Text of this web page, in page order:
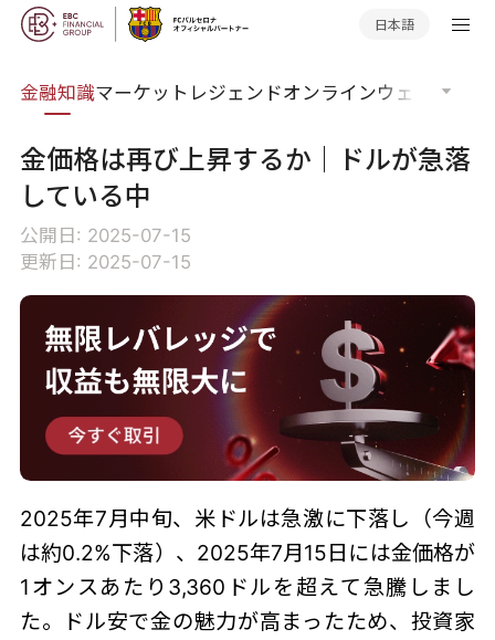
日本語
金融知識マーケットレジェンドオンラインウェビナー
金価格は再び上昇するか｜ドルが急落
している中
公開日: 2025-07-15
更新日: 2025-07-15
2025年7月中旬、米ドルは急激に下落し（今週
は約0.2%下落）、2025年7月15日には金価格が
1オンスあたり3,360ドルを超えて急騰しまし
た。ドル安で金の魅力が高まったため、投資家